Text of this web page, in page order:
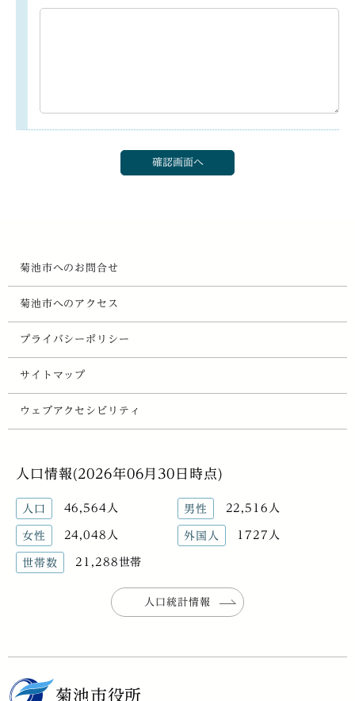
菊池市へのお問合せ
菊池市へのアクセス
プライバシーポリシー
サイトマップ
ウェブアクセシビリティ
人口情報(2026年06月30日時点)
人口 46,564人 男性 22,516人
女性 24,048人 外国人 1727人
世帯数 21,288世帯
人口統計情報
菊池市役所